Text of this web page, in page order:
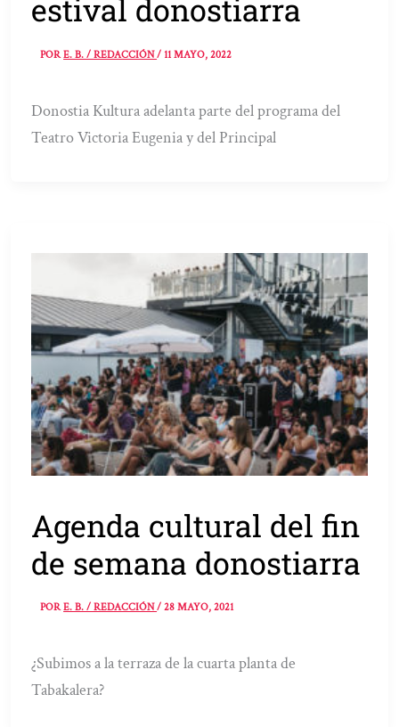
estival donostiarra
PORE. B. / REDACCIÓN/11 MAYO, 2022
Donostia Kultura adelanta parte del programa del
Teatro Victoria Eugenia y del Principal
Agenda cultural del fin
de semana donostiarra
PORE. B. / REDACCIÓN/28 MAYO, 2021
¿Subimos a la terraza de la cuarta planta de
Tabakalera?